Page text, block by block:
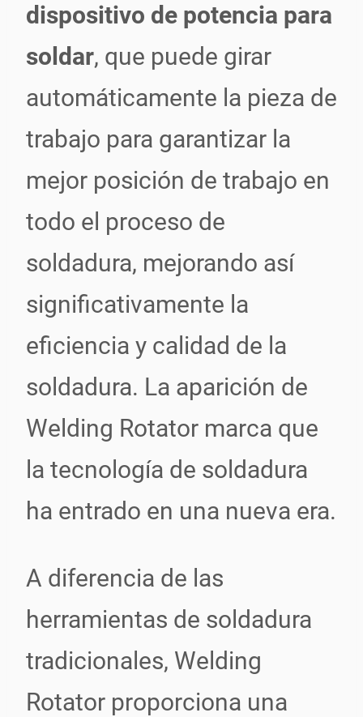
dispositivo de potencia para
soldar, que puede girar
automáticamente la pieza de
trabajo para garantizar la
mejor posición de trabajo en
todo el proceso de
soldadura, mejorando así
significativamente la
eficiencia y calidad de la
soldadura. La aparición de
Welding Rotator marca que
la tecnología de soldadura
ha entrado en una nueva era.
A diferencia de las
herramientas de soldadura
tradicionales, Welding
Rotator proporciona una